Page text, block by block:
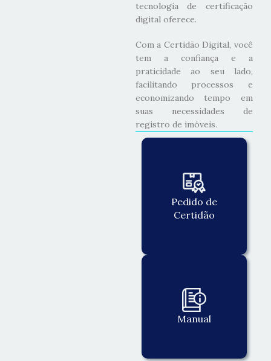
tecnologia de certificação
digital oferece.
Com a Certidão Digital, você
tem a confiança e a
praticidade ao seu lado,
facilitando processos e
economizando tempo em
suas necessidades de
registro de imóveis.
Pedido de
Certidão
Manual